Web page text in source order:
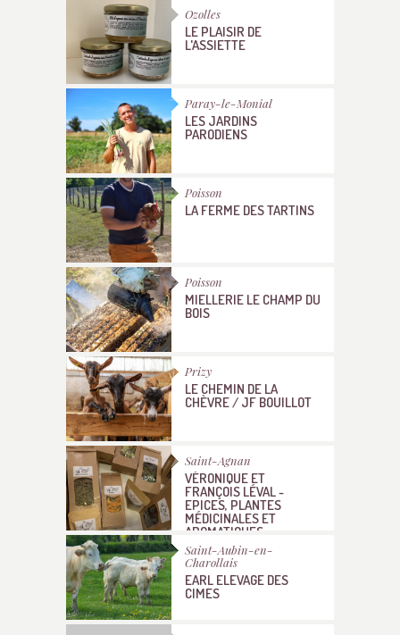
Ozolles
LE PLAISIR DE
L'ASSIETTE
Paray-le-Monial
LES JARDINS
PARODIENS
Poisson
LA FERME DES TARTINS
Poisson
MIELLERIE LE CHAMP DU
BOIS
Prizy
LE CHEMIN DE LA
CHÈVRE / JF BOUILLOT
Saint-Agnan
VÉRONIQUE ET
FRANÇOIS LÉVAL -
EPICES, PLANTES
MÉDICINALES ET
AROMATIQUES
Saint-Aubin-en-
Charollais
EARL ELEVAGE DES
CIMES